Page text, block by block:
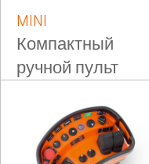
MINI
Компактный
ручной пульт
управления